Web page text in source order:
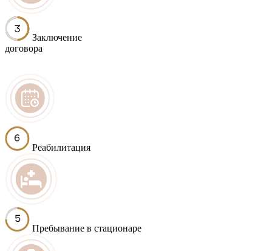
Заключение
договора
Реабилитация
Пребывание в стационаре